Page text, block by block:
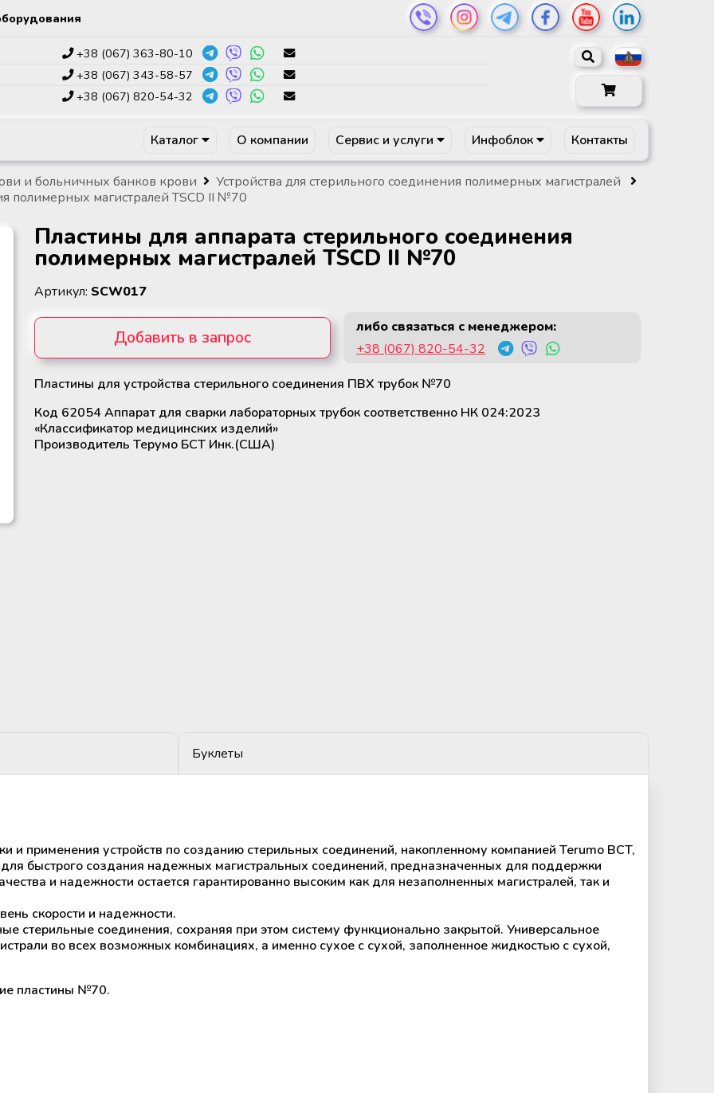
+38 (067) 363-80-10
+38 (067) 343-58-57
+38 (067) 820-54-32
Каталог О компании Сервис и услуги Инфоблок Контакты
и больничных банков крови
Устройства для стерильного соединения полимерных магистралей
полимерных магистралей TSCD II №70
Пластины для аппарата стерильного соединения
полимерных магистралей TSCD II №70
Артикул: SCW017
Добавить в запрос
Убрать из запроса
либо связаться с менеджером:
+38 (067) 820-54-32
Пластины для устройства стерильного соединения ПВХ трубок №70
Код 62054 Аппарат для сварки лабораторных трубок соответственно НК 024:2023
«Классификатор медицинских изделий»
Производитель Терумо БСТ Инк.(США)
Буклеты
и применения устройств по созданию стерильных соединений, накопленному компанией Terumo BCT,
быстрого создания надежных магистральных соединений, предназначенных для поддержки
и надежности остается гарантированно высоким как для незаполненных магистралей, так и
скорости и надежности.
стерильные соединения, сохраняя при этом систему функционально закрытой. Универсальное
во всех возможных комбинациях, а именно сухое с сухой, заполненное жидкостью с сухой,
пластины №70.